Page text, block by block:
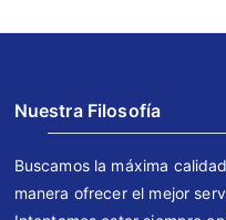
Nuestra Filosofía
Buscamos la máxima
manera ofrecer el mejor